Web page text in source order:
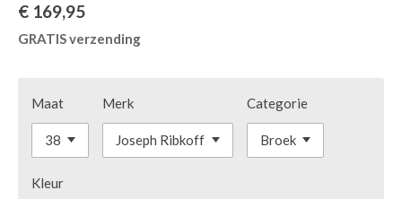
€ 169,95
GRATIS verzending
Maat Merk Categorie
Kleur